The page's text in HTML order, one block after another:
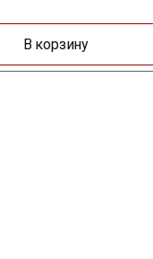
В корзину